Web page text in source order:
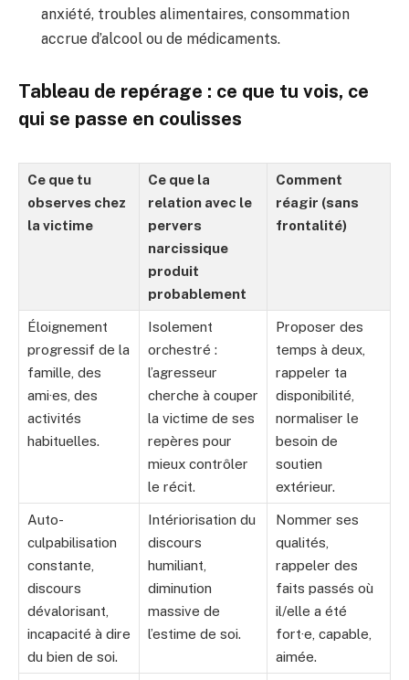
anxiété, troubles alimentaires, consommation
accrue d’alcool ou de médicaments.
Tableau de repérage : ce que tu vois, ce
qui se passe en coulisses
Ce que tu
observes chez
la victime
Ce que la
relation avec le
pervers
narcissique
produit
probablement
Comment
réagir (sans
frontalité)
Éloignement
progressif de la
famille, des
ami·es, des
activités
habituelles.
Isolement
orchestré :
l’agresseur
cherche à couper
la victime de ses
repères pour
mieux contrôler
le récit.
Proposer des
temps à deux,
rappeler ta
disponibilité,
normaliser le
besoin de
soutien
extérieur.
Auto-
culpabilisation
constante,
discours
dévalorisant,
incapacité à dire
du bien de soi.
Intériorisation du
discours
humiliant,
diminution
massive de
l’estime de soi.
Nommer ses
qualités,
rappeler des
faits passés où
il/elle a été
fort·e, capable,
aimée.